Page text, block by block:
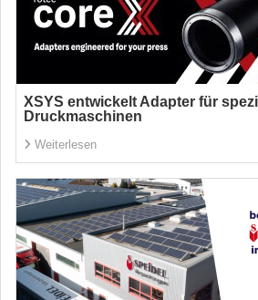
XSYS entwickelt Adapter für
Druckmaschinen
Weiterlesen